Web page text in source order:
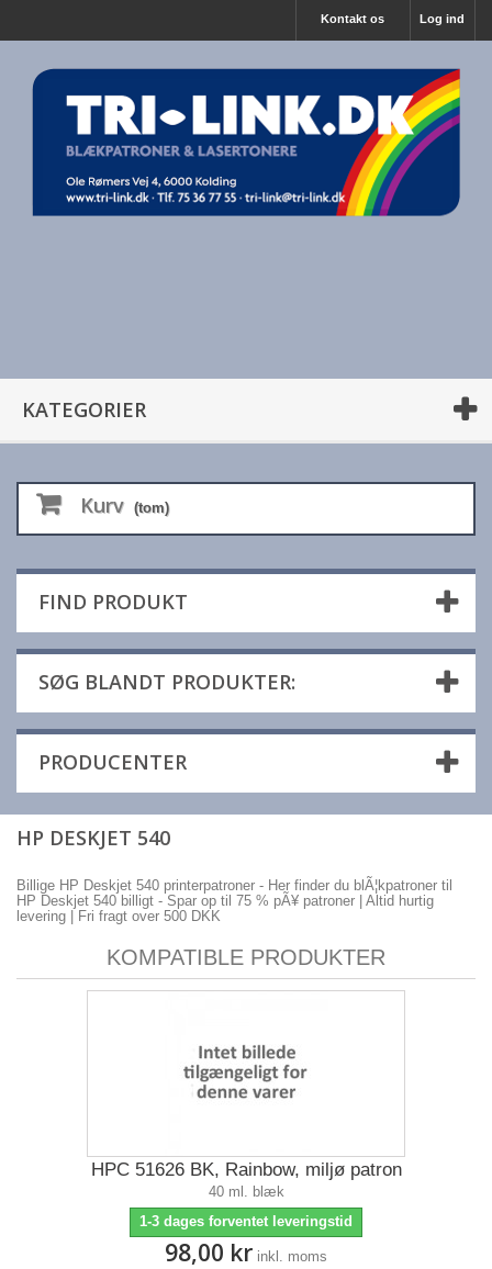
Log ind
Kontakt os
KATEGORIER
Kurv (tom)
FIND PRODUKT
SØG BLANDT PRODUKTER:
PRODUCENTER
HP DESKJET 540
Billige HP Deskjet 540 printerpatroner - Her finder du blÃ¦kpatroner til
HP Deskjet 540 billigt - Spar op til 75 % pÃ¥ patroner | Altid hurtig
levering | Fri fragt over 500 DKK
KOMPATIBLE PRODUKTER
HPC 51626 BK, Rainbow, miljø patron
40 ml. blæk
1-3 dages forventet leveringstid
98,00 kr inkl. moms